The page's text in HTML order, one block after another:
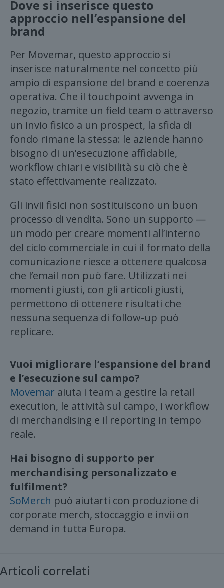
Dove si inserisce questo
approccio nell’espansione del
brand
Per Movemar, questo approccio si
inserisce naturalmente nel concetto più
ampio di espansione del brand e coerenza
operativa. Che il touchpoint avvenga in
negozio, tramite un field team o attraverso
un invio fisico a un prospect, la sfida di
fondo rimane la stessa: le aziende hanno
bisogno di un’esecuzione affidabile,
workflow chiari e visibilità su ciò che è
stato effettivamente realizzato.
Gli invii fisici non sostituiscono un buon
processo di vendita. Sono un supporto —
un modo per creare momenti all’interno
del ciclo commerciale in cui il formato della
comunicazione riesce a ottenere qualcosa
che l’email non può fare. Utilizzati nei
momenti giusti, con gli articoli giusti,
permettono di ottenere risultati che
nessuna sequenza di follow-up può
replicare.
Vuoi migliorare l’espansione del brand
e l’esecuzione sul campo?
Movemar aiuta i team a gestire la retail
execution, le attività sul campo, i workflow
di merchandising e il reporting in tempo
reale.
Hai bisogno di supporto per
merchandising personalizzato e
fulfilment?
SoMerch può aiutarti con produzione di
corporate merch, stoccaggio e invii on
demand in tutta Europa.
Articoli correlati